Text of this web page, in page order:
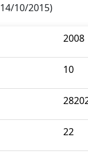
10/2015)
2008
10
22